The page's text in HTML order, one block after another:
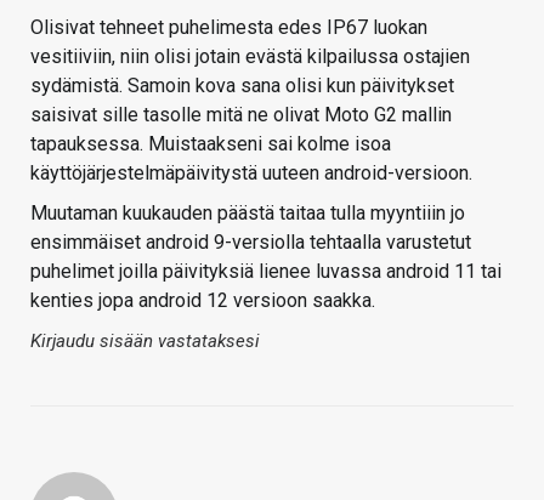
Olisivat tehneet puhelimesta edes IP67 luokan
vesitiiviin, niin olisi jotain evästä kilpailussa ostajien
sydämistä. Samoin kova sana olisi kun päivitykset
saisivat sille tasolle mitä ne olivat Moto G2 mallin
tapauksessa. Muistaakseni sai kolme isoa
käyttöjärjestelmäpäivitystä uuteen android-versioon.
Muutaman kuukauden päästä taitaa tulla myyntiiin jo
ensimmäiset android 9-versiolla tehtaalla varustetut
puhelimet joilla päivityksiä lienee luvassa android 11 tai
kenties jopa android 12 versioon saakka.
Kirjaudu sisään vastataksesi